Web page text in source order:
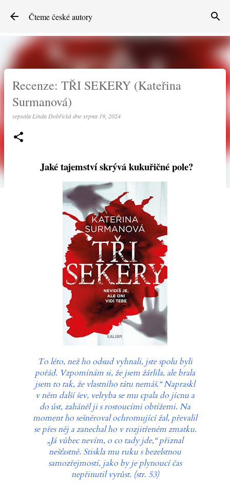
Přeskočit na hlavní obsah
Čteme české autory
Recenze: TŘI SEKERY (Kateřina
Surmanová)
sepsala Linda Dobřickádnesrpna 19, 2024
Jaké tajemství skrývá kukuřičné pole?
To léto, než ho odsud vyhnali, jste spolu byli
pořád. Vzpomínám si, že jsem žárlila, ale brala
jsem to tak, že vlastního tátu nemáš.“ Napraskl
v něm další šev, velryba se mu cpala do jícnu a
do úst, zaháněl ji s rostoucími obtížemi. Na
moment ho sešněroval ochromující žal, převalil
se přes něj a zanechal ho v rozjitřeném zmatku.
„Já vůbec nevím, o co tady jde,“ přiznal
nešťastně. Stiskla mu ruku s bezelstnou
samozřejmostí, jako by je plynoucí čas
nepřinutil vyrůst. (str. 53)